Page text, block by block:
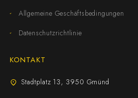
Allgemeine Geschäftsbedingungen
Datenschutzrichtlinie
KONTAKT
Stadtplatz 13, 3950 Gmünd